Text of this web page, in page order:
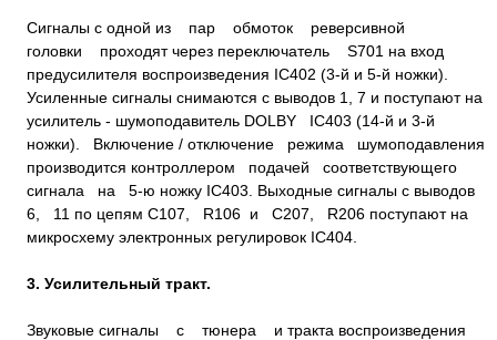
Сигналы с одной из пар обмоток реверсивной
головки проходят через переключатель S701 на вход
предусилителя воспроизведения IC402 (3-й и 5-й ножки).
Усиленные сигналы снимаются с выводов 1, 7 и поступают на
усилитель - шумоподавитель DOLBY IC403 (14-й и 3-й
ножки). Включение / отключение режима шумоподавления
производится контроллером подачей соответствующего
сигнала на 5-ю ножку IC403. Выходные сигналы с выводов
6, 11 по цепям С107, R106 и С207, R206 поступают на
микросхему электронных регулировок IC404.
3. Усилительный тракт.
Звуковые сигналы с тюнера и тракта воспроизведения